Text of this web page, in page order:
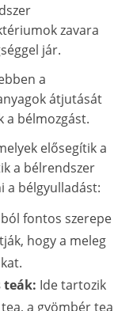
zavara
jár.
a
átjutását
a bélmozgást.
elősegítik a
a bélrendszer
a bélgyulladást:
fontos szerepe
hogy a meleg
teák: Ide tartozik
a gyömbér tea